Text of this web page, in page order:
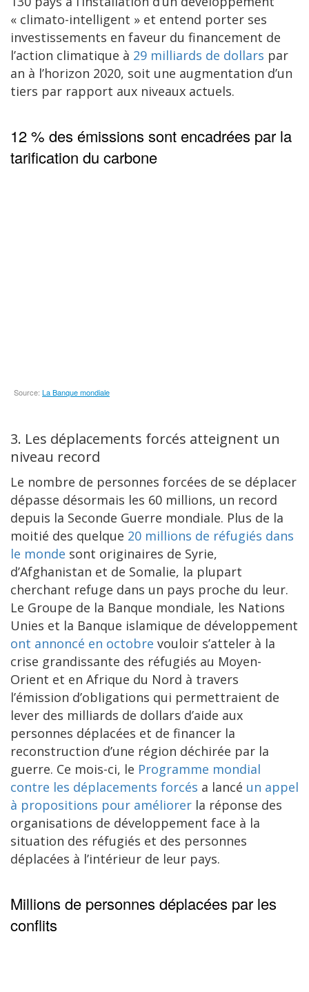
« climato-intelligent » et entend porter ses
investissements en faveur du financement de
l’action climatique à 29 milliards de dollars par
an à l’horizon 2020, soit une augmentation d’un
tiers par rapport aux niveaux actuels.
3. Les déplacements forcés atteignent un
niveau record
Le nombre de personnes forcées de se déplacer
dépasse désormais les 60 millions, un record
depuis la Seconde Guerre mondiale. Plus de la
moitié des quelque 20 millions de réfugiés dans
le monde sont originaires de Syrie,
d’Afghanistan et de Somalie, la plupart
cherchant refuge dans un pays proche du leur.
Le Groupe de la Banque mondiale, les Nations
Unies et la Banque islamique de développement
ont annoncé en octobre vouloir s’atteler à la
crise grandissante des réfugiés au Moyen-
Orient et en Afrique du Nord à travers
l’émission d’obligations qui permettraient de
lever des milliards de dollars d’aide aux
personnes déplacées et de financer la
reconstruction d’une région déchirée par la
guerre. Ce mois-ci, le Programme mondial
contre les déplacements forcés a lancé un appel
à propositions pour améliorer la réponse des
organisations de développement face à la
situation des réfugiés et des personnes
déplacées à l’intérieur de leur pays.